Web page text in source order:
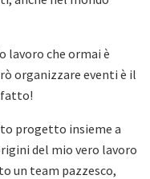
lavoro che ormai è
organizzare eventi è il
fatto!
progetto insieme a
del mio vero lavoro
un team pazzesco,